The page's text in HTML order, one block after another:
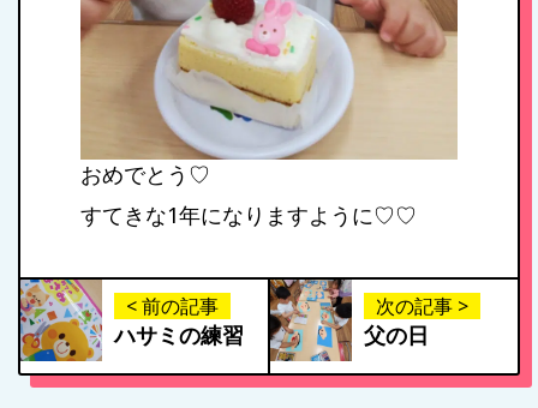
おめでとう♡
すてきな1年になりますように♡♡
< 前の記事
ハサミの練習
次の記事 >
父の日